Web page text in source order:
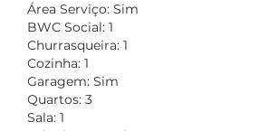
Área Serviço: Sim
BWC Social: 1
Churrasqueira: 1
Cozinha: 1
Garagem: Sim
Quartos: 3
Sala: 1